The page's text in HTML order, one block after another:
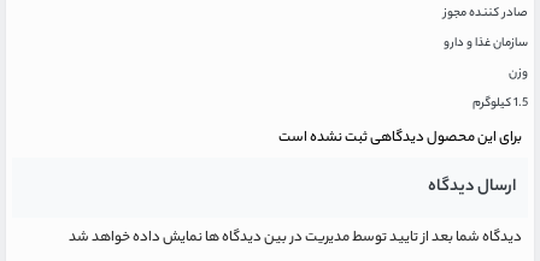
صادر کننده مجوز
سازمان غذا و دارو
وزن
1.5 کیلوگرم
برای این محصول دیدگاهی ثبت نشده است
ارسال دیدگاه
دیدگاه شما بعد از تایید توسط مدیریت در بین دیدگاه ها نمایش داده خواهد شد